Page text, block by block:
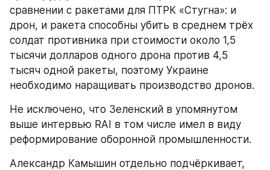
сравнении с ракетами для ПТРК «Стугна»: и
дрон, и ракета способны убить в среднем трёх
солдат противника при стоимости около 1,5
тысячи долларов одного дрона против 4,5
тысяч одной ракеты, поэтому Украине
необходимо наращивать производство дронов.
Не исключено, что Зеленский в упомянутом
выше интервью RAI в том числе имел в виду
реформирование оборонной промышленности.
Александр Камышин отдельно подчёркивает,